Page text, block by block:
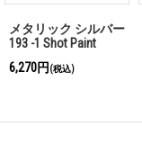
メタリック シルバー
193 -1 Shot Paint
6,270円 (税込)